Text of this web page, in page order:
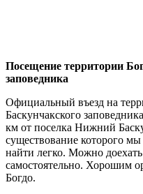
Посещение территории
заповедника
Официальный въезд на
Баскунчакского
км от поселка Нижний
существование которого
найти легко. Можно
самостоятельно. Хорошим
Богдо.